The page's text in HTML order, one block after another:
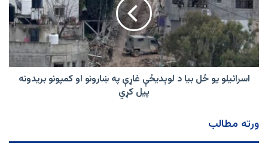
ښودلې
بیا
د
لوېدیځې
غاړې
په
ښارونو
کړي
اسرائیلو یو ځل بیا د لوېدیځې غاړې په ښارونو او کمپونو بریدونه
پیل کړي
ورته مطالب